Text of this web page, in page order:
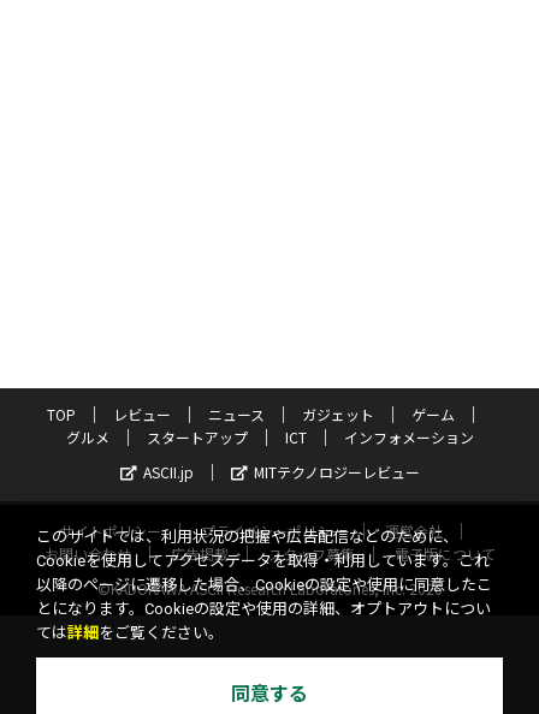
TOP レビュー ニュース ガジェット
ゲーム
グルメ
スタートアップ ICT
インフォメーション
ASCII.jp
MITテクノロジーレビュー
サイトポリシー プライバシーポリシー
運営会社
お問い合わせ
広告掲載 スタッフ募集
電子版について
©KADOKAWA ASCII Research Laboratories, Inc. 2026
このサイトでは、利用状況の把握や広告配信などのために、
Cookieを使用してアクセスデータを取得・利用しています。これ
以降のページに遷移した場合、Cookieの設定や使用に同意したこ
とになります。Cookieの設定や使用の詳細、オプトアウトについ
ては詳細 をご覧ください。
同意する